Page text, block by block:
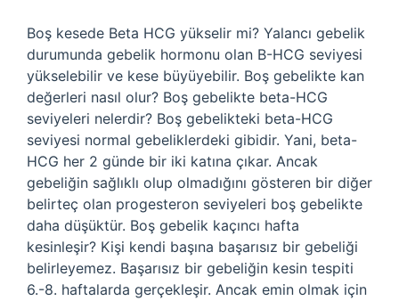
Boş kesede Beta HCG yükselir mi? Yalancı gebelik
durumunda gebelik hormonu olan B-HCG seviyesi
yükselebilir ve kese büyüyebilir. Boş gebelikte kan
değerleri nasıl olur? Boş gebelikte beta-HCG
seviyeleri nelerdir? Boş gebelikteki beta-HCG
seviyesi normal gebeliklerdeki gibidir. Yani, beta-
HCG her 2 günde bir iki katına çıkar. Ancak
gebeliğin sağlıklı olup olmadığını gösteren bir diğer
belirteç olan progesteron seviyeleri boş gebelikte
daha düşüktür. Boş gebelik kaçıncı hafta
kesinleşir? Kişi kendi başına başarısız bir gebeliği
belirleyemez. Başarısız bir gebeliğin kesin tespiti
6.-8. haftalarda gerçekleşir. Ancak emin olmak için